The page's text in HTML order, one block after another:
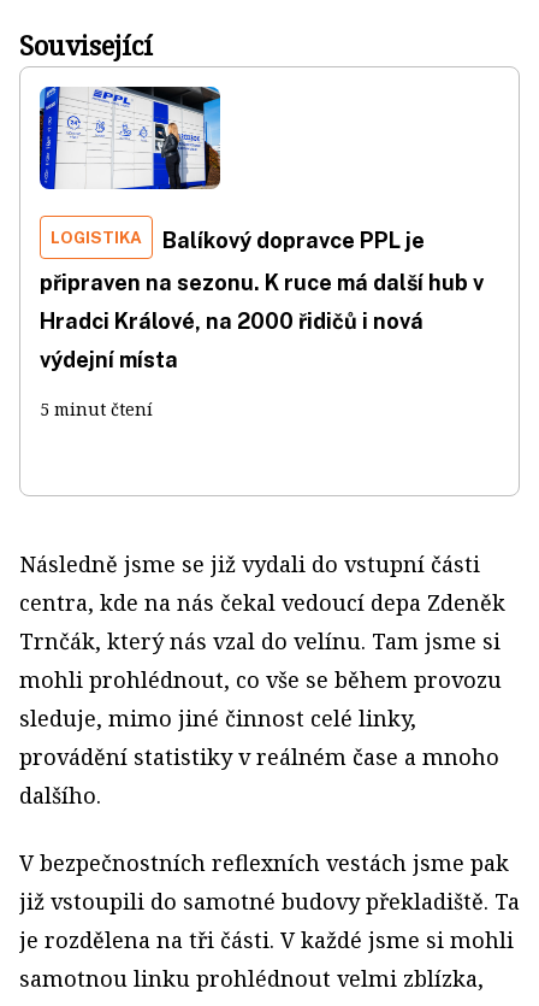
Související
LOGISTIKA
Balíkový dopravce PPL je
připraven na sezonu. K ruce má další hub v
Hradci Králové, na 2000 řidičů i nová
výdejní místa
5 minut čtení
Následně jsme se již vydali do vstupní části
centra, kde na nás čekal vedoucí depa Zdeněk
Trnčák, který nás vzal do velínu. Tam jsme si
mohli prohlédnout, co vše se během provozu
sleduje, mimo jiné činnost celé linky,
provádění statistiky v reálném čase a mnoho
dalšího.
V bezpečnostních reflexních vestách jsme pak
již vstoupili do samotné budovy překladiště. Ta
je rozdělena na tři části. V každé jsme si mohli
samotnou linku prohlédnout velmi zblízka,